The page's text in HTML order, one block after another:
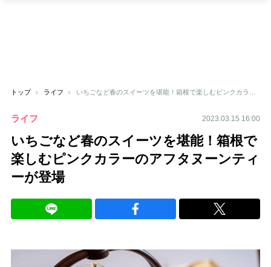
トップ ライフ
ライフ 2023.03.15 16:00
いちごなど春のスイーツを堪能！箱根で
楽しむピンクカラーのアフタヌーンティ
ーが登場